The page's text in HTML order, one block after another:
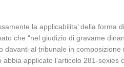
la applicabilita’ della
che “nel giudizio di gravame
al tribunale in
applicato l’articolo 281-